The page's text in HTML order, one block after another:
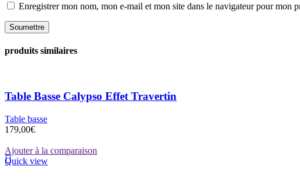
Enregistrer mon nom, mon e-mail et mon site dans le navigateur pour mon
produits similaires
Table Basse Calypso Effet Travertin
Table basse
179,00€
Ajouter à la comparaison
Quick view